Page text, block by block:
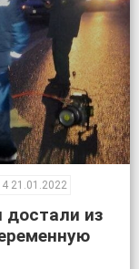
21.01.2022
достали из